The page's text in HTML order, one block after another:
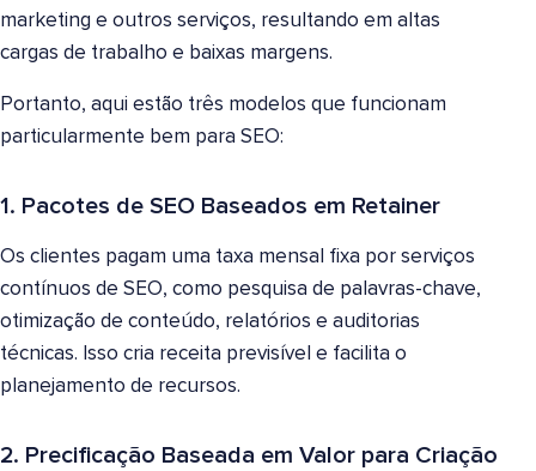
marketing e outros serviços, resultando em altas
cargas de trabalho e baixas margens.
Portanto, aqui estão três modelos que funcionam
particularmente bem para SEO:
1. Pacotes de SEO Baseados em Retainer
Os clientes pagam uma taxa mensal fixa por serviços
contínuos de SEO, como pesquisa de palavras-chave,
otimização de conteúdo, relatórios e auditorias
técnicas. Isso cria receita previsível e facilita o
planejamento de recursos.
2. Precificação Baseada em Valor para Criação